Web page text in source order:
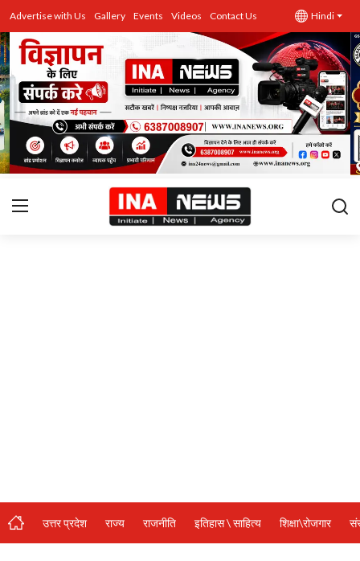
Advertise with Us Gallery Events Videos Contact Us Hindi
उत्तर प्रदेश
Advertise with Us
Events
राज्य
विशेष स्टोरी
अजब गजब
उत्तर प्रदेश राज्य राजनीति इतिहास \ साहित्य शिक्षा\रोजगार